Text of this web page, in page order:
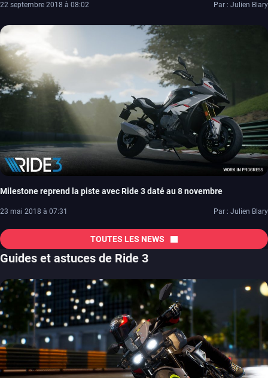
22 septembre 2018 à 08:02 Par : Julien Blary
Milestone reprend la piste avec Ride 3 daté au 8 novembre
23 mai 2018 à 07:31 Par : Julien Blary
TOUTES LES NEWS
Guides et astuces de Ride 3